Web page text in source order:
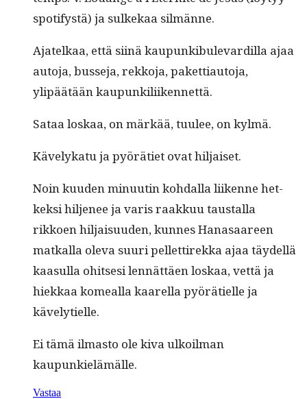
spo­ti­fys­tä) ja sulkekaa silmänne.
Ajatelkaa, että siinä kaupunkibule­vardil­la ajaa
auto­ja, busse­ja, rekko­ja, paket­ti­au­to­ja,
ylipäätään kaupunkiliikennettä.
Sataa loskaa, on märkää, tuulee, on kylmä.
Käve­lykatu ja pyöräti­et ovat hiljaiset.
Noin kuu­den min­uutin kohdal­la liikenne het­
kek­si hilje­nee ja varis raakkuu taustal­la
rikkoen hil­jaisu­u­den, kunnes Hanasaa­reen
matkalla ole­va suuri pel­let­tirek­ka ajaa täy­del­lä
kaa­sul­la ohit­sesi lennät­täen loskaa, vet­tä ja
hiekkaa komeal­la kaarel­la pyörätielle ja
kävelytielle.
Ei tämä ilmas­to ole kiva ulkoil­man
kaupunkielämälle.
Vastaa